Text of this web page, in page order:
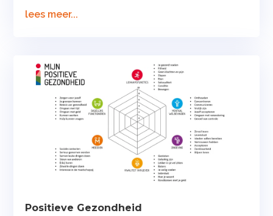
lees meer...
Positieve Gezondheid